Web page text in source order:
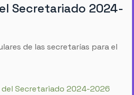
Secretariado 2024-
de las secretarías para el
Secretariado 2024-2026